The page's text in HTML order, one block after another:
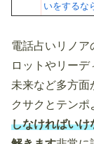
いをするな
電話占いリノア
ロットやリーデ
未来など多方面
クサクとテンポ
しなければいけ